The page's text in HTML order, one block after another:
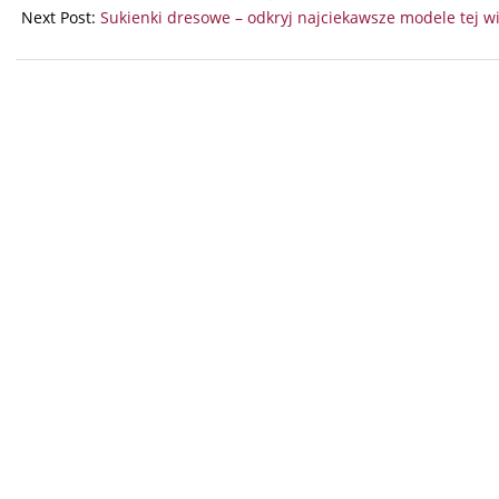
03
Next Post: Sukienki dresowe – odkryj najciekawsze modele tej